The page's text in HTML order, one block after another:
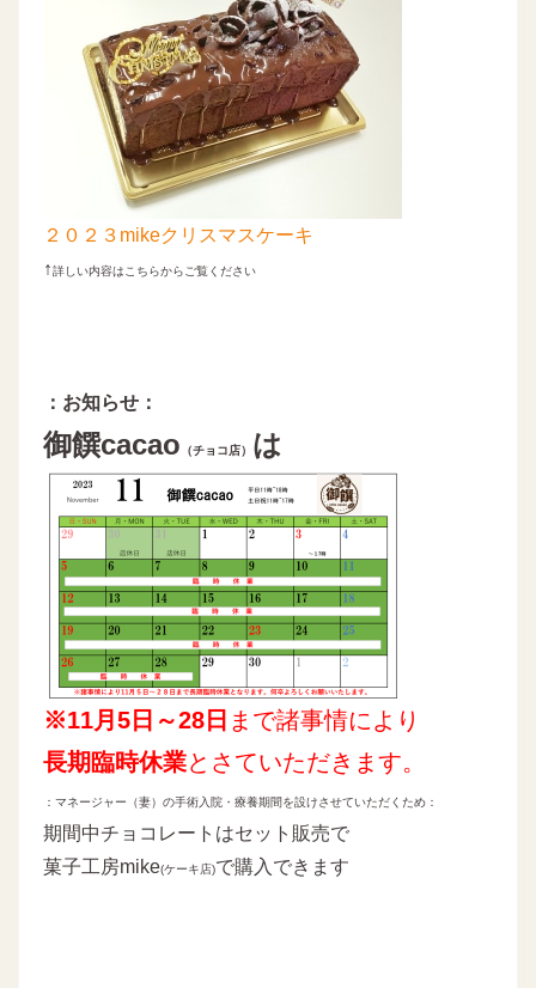
２０２３mikeクリスマスケーキ
↑詳しい内容はこちらからご覧ください
：お知らせ：
御饌cacao （チョコ店） は
※11月5日～28日 まで諸事情により
長期臨時休業とさていただきます。
：マネージャー（妻）の手術入院・療養期間を設けさせていただくため：
期間中チョコレートはセット販売で
菓子工房mike(ケーキ店)で購入できます